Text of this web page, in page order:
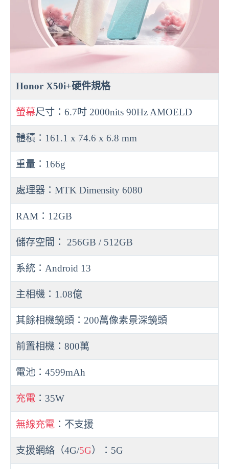
Honor X50i+硬件規格
螢幕尺寸：6.7吋 2000nits 90Hz AMOELD
體積：161.1 x 74.6 x 6.8 mm
重量：166g
處理器：MTK Dimensity 6080
RAM：12GB
儲存空間： 256GB / 512GB
系統：Android 13
主相機：1.08億
其餘相機鏡頭：200萬像素景深鏡頭
前置相機：800萬
電池：4599mAh
充電：35W
無線充電：不支援
支援網絡（4G/5G）：5G